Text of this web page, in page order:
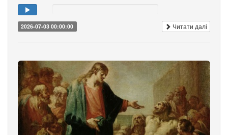
2026-07-03 00:00:00 Читати далі